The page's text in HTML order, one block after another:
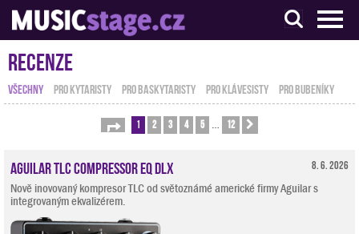
S muzikanty pro muzikanty
Recenze
VŠECHNY PRO KYTARISTY PRO BASKYTARISTY PRO KLÁVESISTY PRO BUBENÍKY
Stránka 1z 12
1 2 3 4 5 12
8. 6. 2026
Aguilar TLC Compressor EQ DLX
Nově inovovaný kompresor TLC od světoznámé americké firmy Aguilar s
integrovaným ekvalizérem.